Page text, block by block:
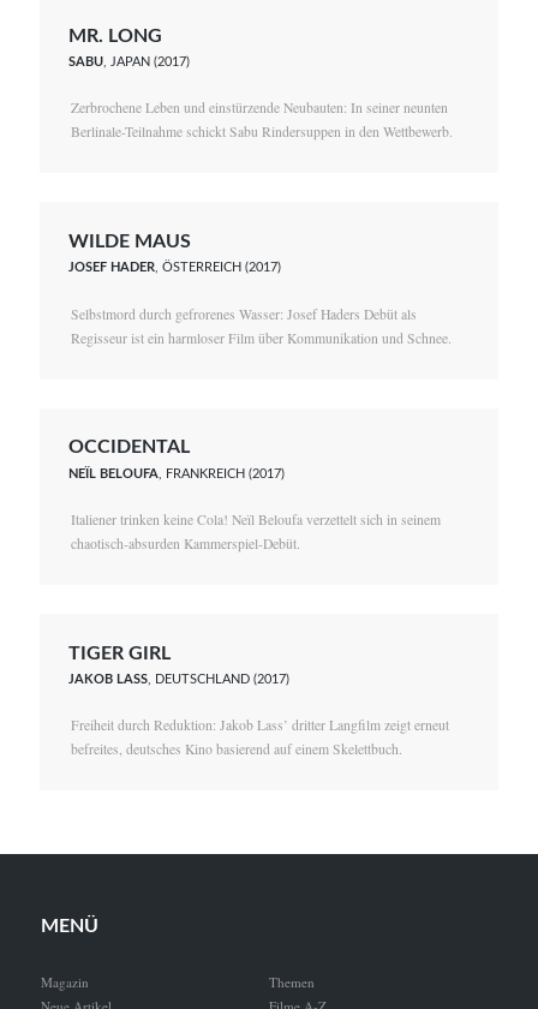
MR. LONG
SABU , JAPAN (2017)
Zerbrochene Leben und einstürzende Neubauten: In seiner neunten
Berlinale-Teilnahme schickt Sabu Rindersuppen in den Wettbewerb.
WILDE MAUS
JOSEF HADER , ÖSTERREICH (2017)
Selbstmord durch gefrorenes Wasser: Josef Haders Debüt als
Regisseur ist ein harmloser Film über Kommunikation und Schnee.
OCCIDENTAL
NEÏL BELOUFA , FRANKREICH (2017)
Italiener trinken keine Cola! Neïl Beloufa verzettelt sich in seinem
chaotisch-absurden Kammerspiel-Debüt.
TIGER GIRL
JAKOB LASS , DEUTSCHLAND (2017)
Freiheit durch Reduktion: Jakob Lass’ dritter Langfilm zeigt erneut
befreites, deutsches Kino basierend auf einem Skelettbuch.
MENÜ
Magazin
Themen